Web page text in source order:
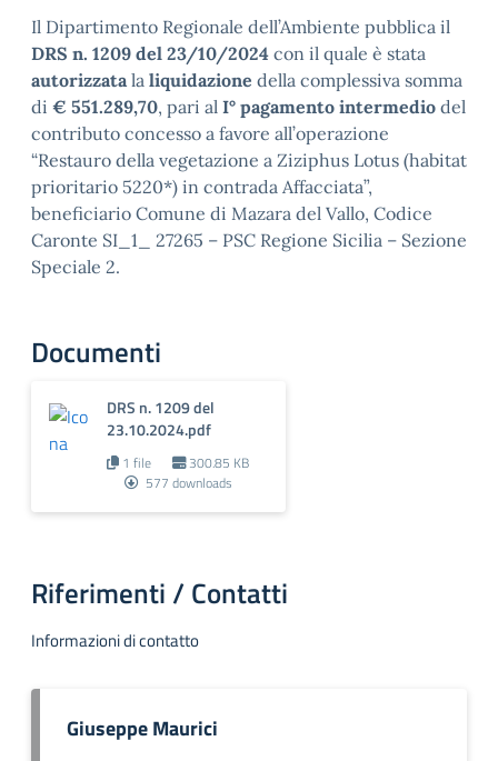
Il Dipartimento Regionale dell’Ambiente pubblica il
DRS n. 1209 del 23/10/2024 con il quale è stata
autorizzatala liquidazione della complessiva somma
di € 551.289,70, pari al I° pagamento intermedio del
contributo concesso a favore all’operazione
“Restauro della vegetazione a Ziziphus Lotus (habitat
prioritario 5220*) in contrada Affacciata”,
beneficiario Comune di Mazara del Vallo, Codice
Caronte SI_1_ 27265 – PSC Regione Sicilia – Sezione
Speciale 2.
Documenti
DRS n. 1209 del
23.10.2024.pdf
1 file
300.85 KB
577 downloads
Riferimenti / Contatti
Informazioni di contatto
Giuseppe Maurici